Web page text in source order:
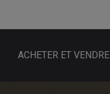
ACHETER ET VENDRE